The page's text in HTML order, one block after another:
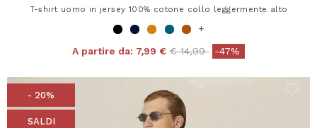
T-shirt uomo in jersey 100% cotone collo leggermente alto
+
A partire da: 7,99 € Price reduced from
€ 14,99to-47%
- 20%
SALDI